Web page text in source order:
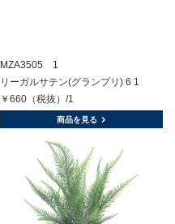
MZA3505 1
リーガルサテン(グランプリ) 6 1
￥660（税抜）/1
商品を見る